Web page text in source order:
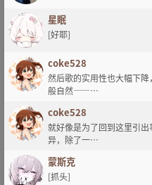
星眠
[好耶]
coke528
然后歌的实用性也大幅下
般自然——…
coke528
就好像是为了回到这里引
异，除了一…
蒙斯克
[抓头]